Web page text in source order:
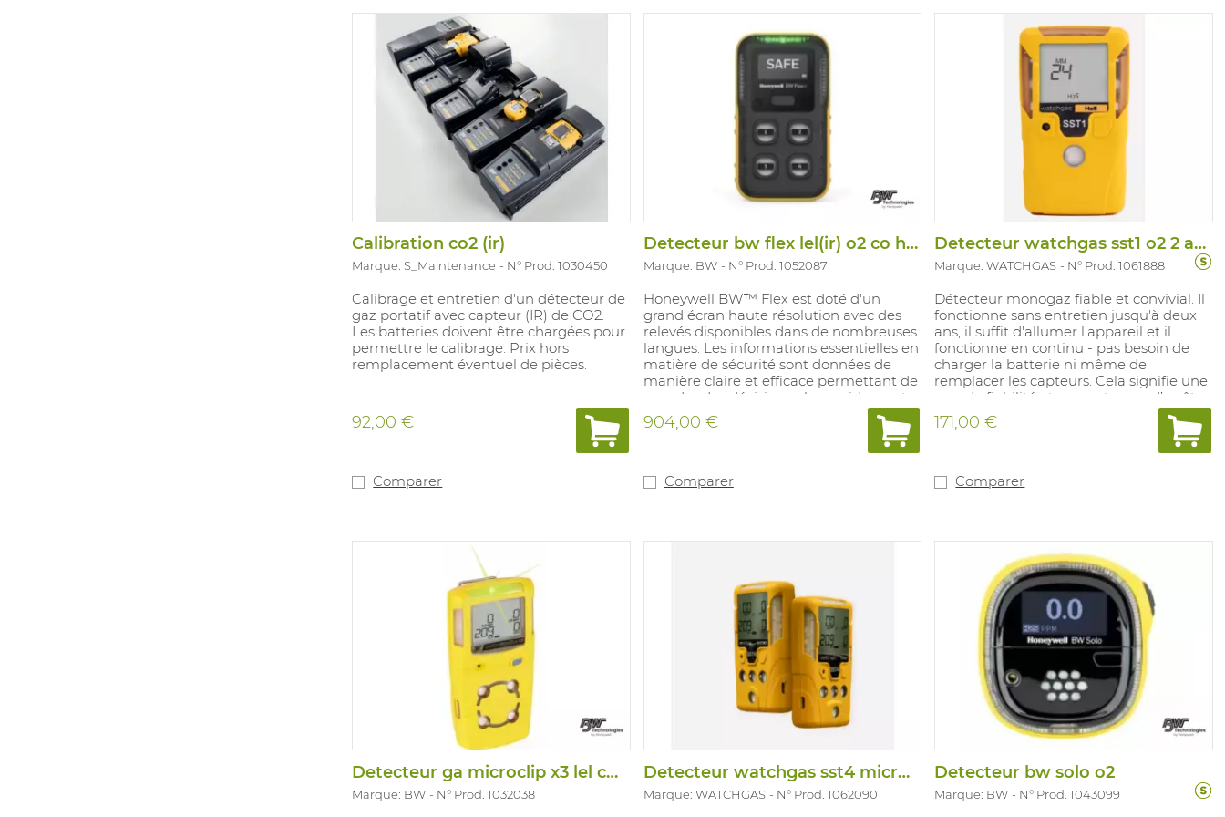
de durée de vie. Deux mois d'autonomie
de la batterie avec une durée de charge
de 4,5h. Compatible avec Intellidox.
Version avec capteurs: LEL catlytiqe non
filtré, O2, H2S, CO. Pas d'EPI
Calibration co2 (ir)
Marque: S_Maintenance N° Prod. 1030450
Calibrage et entretien d'un détecteur de
gaz portatif avec capteur (IR) de CO2.
Les batteries doivent être chargées pour
permettre le calibrage. Prix hors
remplacement éventuel de pièces.
92,00 €
Comparer
Detecteur bw flex lel(ir) o2 co h2s
Marque: BW N° Prod. 1052087
Honeywell BW™ Flex est doté d'un
grand écran haute résolution avec des
relevés disponibles dans de nombreuses
langues. Les informations essentielles en
matière de sécurité sont données de
manière claire et efficace permettant de
prendre des décisions plus rapidement
et de protéger ainsi des vies dans des
environnements dangereux. Le
détecteur Honeywell BW™ Flex est doté
surveillent leur propre état et
de durée de vie. Deux mois d'autonomie
de 4,5h. Compatible avec Intellidox. e
capteur LEI infrarouge à faible
consommation est protégé contre les
empoisonnements au silicone
permettant une surveillance précise des
combustibles. Facile à utiliser,
fonctionnement à l'aide d'un seul
bouton. Version avec capteurs: LEL
infrarouge (10 en 20%), O2 (19,5-23 ,5%),
CO (TWA 20 ppm, STEL 100 ppm - L 20
Pas d'EPI.
904,00 €
Comparer
Detecteur watchgas sst1 o2 2 ans
Marque: WATCHGAS N° Prod. 1061888
Détecteur monogaz fiable et convivial. Il
fonctionne sans entretien jusqu'à deux
ans, il suffit d'allumer l'appareil et il
fonctionne en continu - pas besoin de
charger la batterie ni même de
remplacer les capteurs. Cela signifie une
grande fiabilité et aucun temps d’arrêt.
171,00 €
Comparer
Detecteur ga microclip x3 lel co o2
Marque: BW N° Prod. 1032038
Detecteur watchgas sst4 micro 4-gas
Marque: WATCHGAS N° Prod. 1062090
Detecteur bw solo o2
Marque: BW N° Prod. 1043099